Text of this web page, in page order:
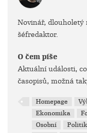
Novinář, dlouholetý
šéfredaktor.
O čem píše
Aktuální události,
časopisů, možná
Homepage
Ekonomika
Osobní